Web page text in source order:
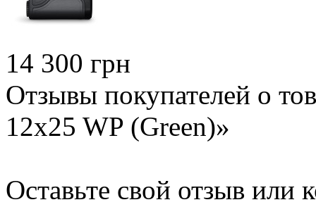
14 300 грн
Отзывы покупателей о
12x25 WP (Green)»
Оставьте свой отзыв или